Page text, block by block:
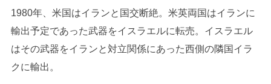
1980年、米国はイランと国交断絶。米英両国はイランに
輸出予定であった武器をイスラエルに転売。イスラエル
はその武器をイランと対立関係にあった西側の隣国イラ
クに輸出。